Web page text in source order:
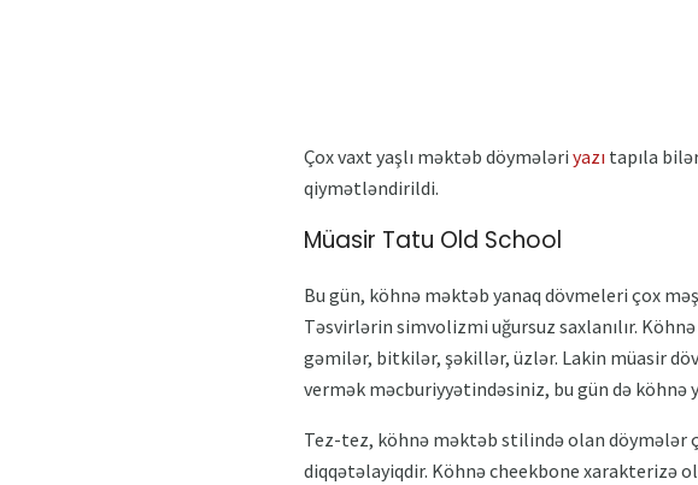
Çox vaxt yaşlı məktəb döymələri yazı tapıla
qiymətləndirildi.
Müasir Tatu Old School
Bu gün, köhnə məktəb yanaq dövmeleri çox
Təsvirlərin simvolizmi uğursuz saxlanılır.
gəmilər, bitkilər, şəkillər, üzlər. Lakin müasir
vermək məcburiyyətindəsiniz, bu gün də köhnə
Tez-tez, köhnə məktəb stilində olan döymələr
diqqətəlayiqdir. Köhnə cheekbone xarakterizə